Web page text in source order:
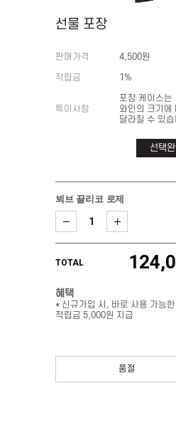
선물 포장
판매가격 4,500원
적립금 1%
특이사항
포장 케이스는
와인의 크기에
달라질 수 있
선택
뵈브 끌리코 로제
TOTAL
혜택
* 신규가입 시, 바로 사용 가능한
적립금 5,000원 지급
품절